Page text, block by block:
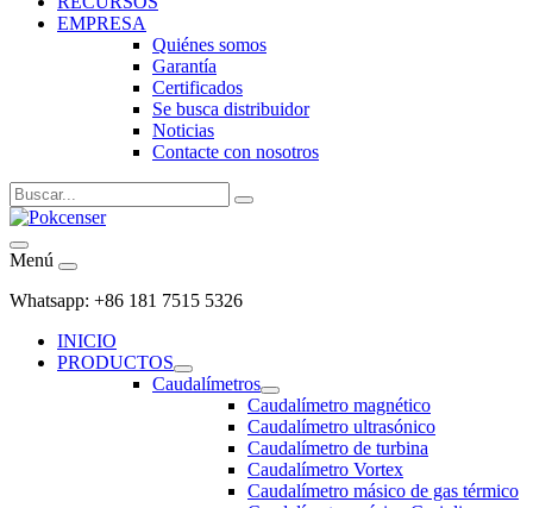
EMPRESA
Quiénes somos
Garantía
Certificados
Se busca distribuidor
Noticias
Contacte con nosotros
Menú
Whatsapp: +86 181 7515 5326
INICIO
PRODUCTOS
Caudalímetros
Caudalímetro magnético
Caudalímetro ultrasónico
Caudalímetro de turbina
Caudalímetro Vortex
Caudalímetro másico de gas térmico